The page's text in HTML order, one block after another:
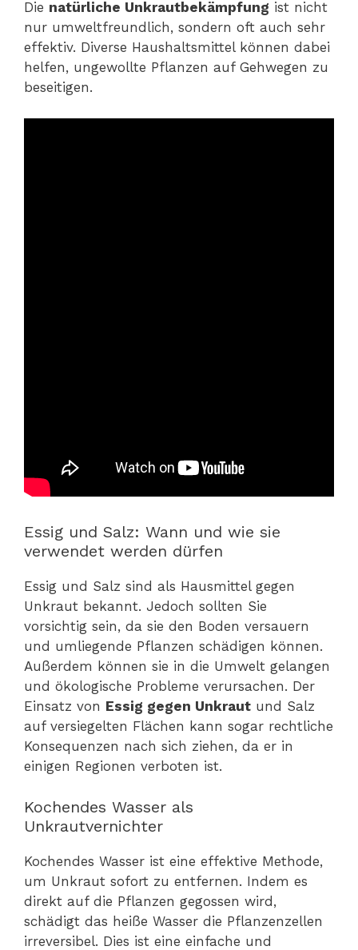
Die natürliche Unkrautbekämpfung ist nicht
nur umweltfreundlich, sondern oft auch sehr
effektiv. Diverse Haushaltsmittel können dabei
helfen, ungewollte Pflanzen auf Gehwegen zu
beseitigen.
Essig und Salz: Wann und wie sie
verwendet werden dürfen
Essig und Salz sind als Hausmittel gegen
Unkraut bekannt. Jedoch sollten Sie
vorsichtig sein, da sie den Boden versauern
und umliegende Pflanzen schädigen können.
Außerdem können sie in die Umwelt gelangen
und ökologische Probleme verursachen. Der
Einsatz von Essig gegen Unkraut und Salz
auf versiegelten Flächen kann sogar rechtliche
Konsequenzen nach sich ziehen, da er in
einigen Regionen verboten ist.
Kochendes Wasser als
Unkrautvernichter
Kochendes Wasser ist eine effektive Methode,
um Unkraut sofort zu entfernen. Indem es
direkt auf die Pflanzen gegossen wird,
schädigt das heiße Wasser die Pflanzenzellen
irreversibel. Dies ist eine einfache und